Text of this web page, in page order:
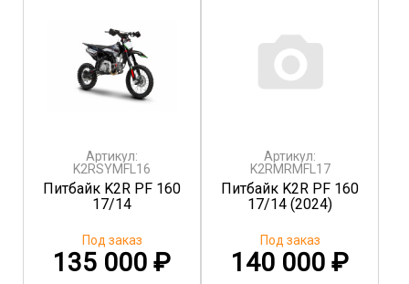
Артикул:
K2RSYMFL16
Питбайк K2R PF 160
17/14
135 000 ₽
Под заказ
Артикул:
K2RMRMFL17
Питбайк K2R PF 160
17/14 (2024)
140 000₽
Под заказ